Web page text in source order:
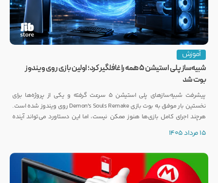
آموزش
شبیه‌ساز پلی استیشن ۵ همه را غافلگیر کرد؛ اولین بازی روی ویندوز
بوت شد
پیشرفت شبیه‌سازهای پلی استیشن ۵ سرعت گرفته و یکی از پروژه‌ها برای
نخستین بار موفق به بوت بازی Demon's Souls Remake روی ویندوز شده است.
هرچند اجرای کامل بازی‌ها هنوز ممکن نیست، اما این دستاورد می‌تواند آینده
15 مرداد 1405